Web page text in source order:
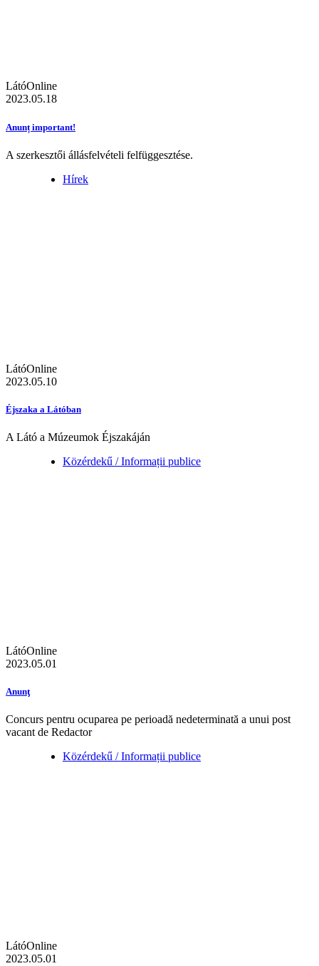
LátóOnline
2023.05.18
Anunț important!
A szerkesztői állásfelvételi felfüggesztése.
Hírek
LátóOnline
2023.05.10
Éjszaka a Látóban
A Látó a Múzeumok Éjszakáján
Közérdekű / Informații publice
LátóOnline
2023.05.01
Anunţ
Concurs pentru ocuparea pe perioadă nedeterminată a unui post
vacant de Redactor
Közérdekű / Informații publice
LátóOnline
2023.05.01